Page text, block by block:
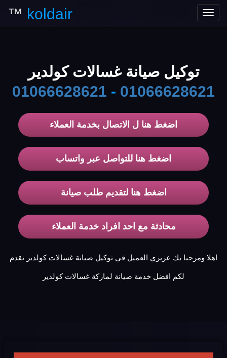
Toggle
koldair
™
توكيل صيانة غسالات كولدير
01066628621
-
01066628621
اضغط هنا ل الاتصال بخدمة العملاء
اضغط هنا للتواصل عبر واتساب
اضغط هنا لتقديم طلب صيانة
محادثة مع احد افراد خدمة العملاء
اهلا ومرحبا بك عزيزي العميل في توكيل صيانة غسالات كولدير نقدم
لكم افضل خدمة صيانة لماركة غسالات كولدير